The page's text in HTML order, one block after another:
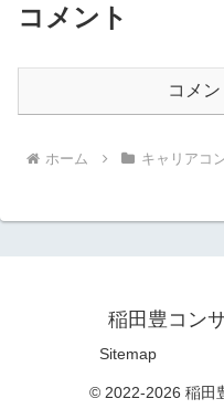
コメント
コメ
ホーム キャリアコ
稲田豊コン
Sitemap
© 2022-2026 稲田